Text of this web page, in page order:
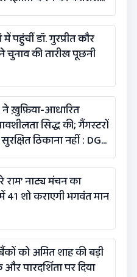
पन्नू
पहुंचीं डॉ. गुरप्रीत कौर
चुनाव की तारीख पूछनी
ने ख़ुफ़िया-आधारित
सिद्ध की; गैंगस्टरों
ठिकाना नहीं : DGP
राम’ नाट्य मंचन का
शो कराएगी भगवंत मान
को अमित शाह की बड़ी
पारदर्शिता पर दिया